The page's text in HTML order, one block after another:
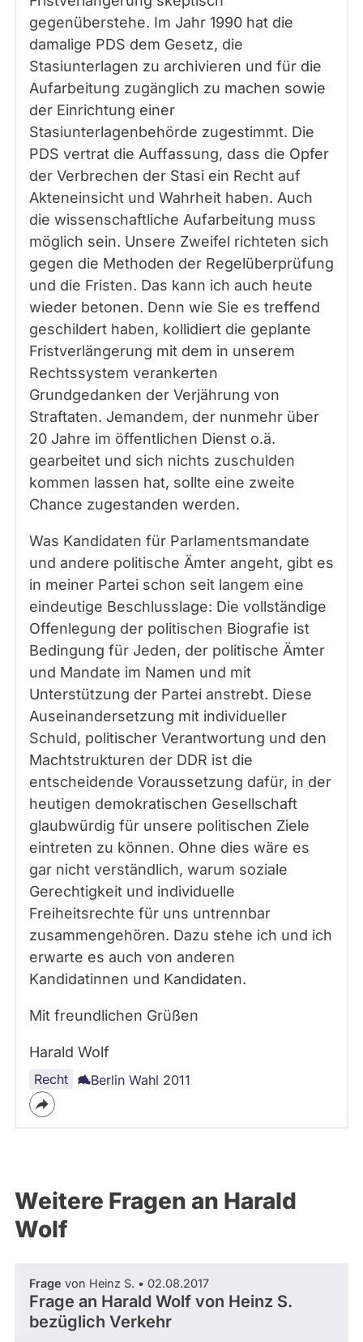
gegenüberstehe. Im Jahr 1990 hat die
damalige PDS dem Gesetz, die
Stasiunterlagen zu archivieren und für die
Aufarbeitung zugänglich zu machen sowie
der Einrichtung einer
Stasiunterlagenbehörde zugestimmt. Die
PDS vertrat die Auffassung, dass die Opfer
der Verbrechen der Stasi ein Recht auf
Akteneinsicht und Wahrheit haben. Auch
die wissenschaftliche Aufarbeitung muss
möglich sein. Unsere Zweifel richteten sich
gegen die Methoden der Regelüberprüfung
und die Fristen. Das kann ich auch heute
wieder betonen. Denn wie Sie es treffend
geschildert haben, kollidiert die geplante
Fristverlängerung mit dem in unserem
Rechtssystem verankerten
Grundgedanken der Verjährung von
Straftaten. Jemandem, der nunmehr über
20 Jahre im öffentlichen Dienst o.ä.
gearbeitet und sich nichts zuschulden
kommen lassen hat, sollte eine zweite
Chance zugestanden werden.
Was Kandidaten für Parlamentsmandate
und andere politische Ämter angeht, gibt es
in meiner Partei schon seit langem eine
eindeutige Beschlusslage: Die vollständige
Offenlegung der politischen Biografie ist
Bedingung für Jeden, der politische Ämter
und Mandate im Namen und mit
Unterstützung der Partei anstrebt. Diese
Auseinandersetzung mit individueller
Schuld, politischer Verantwortung und den
Machtstrukturen der DDR ist die
entscheidende Voraussetzung dafür, in der
heutigen demokratischen Gesellschaft
glaubwürdig für unsere politischen Ziele
eintreten zu können. Ohne dies wäre es
gar nicht verständlich, warum soziale
Gerechtigkeit und individuelle
Freiheitsrechte für uns untrennbar
zusammengehören. Dazu stehe ich und ich
erwarte es auch von anderen
Kandidatinnen und Kandidaten.
Mit freundlichen Grüßen
Harald Wolf
Recht Berlin Wahl 2011
Weitere Fragen an Harald
Wolf
Frage von Heinz S. • 02.08.2017
Frage an Harald Wolf von Heinz S.
bezüglich Verkehr